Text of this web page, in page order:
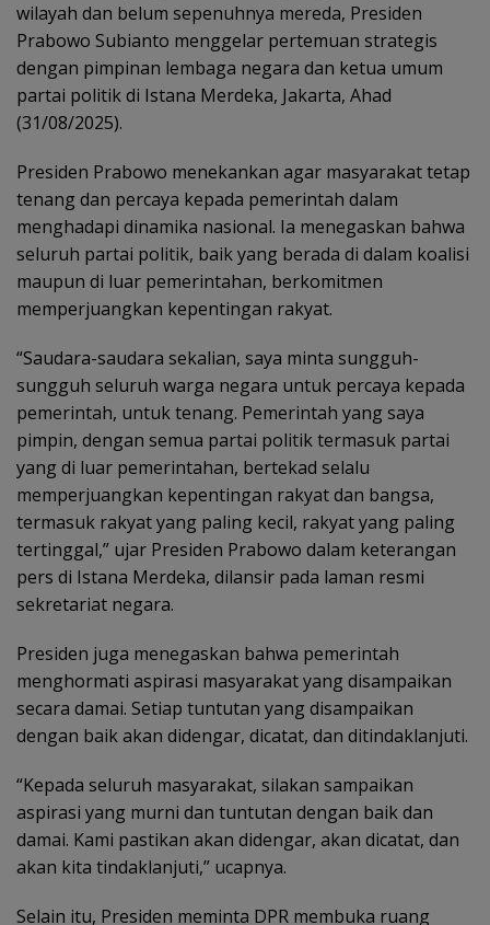
wilayah dan belum sepenuhnya mereda, Presiden
Prabowo Subianto menggelar pertemuan strategis
dengan pimpinan lembaga negara dan ketua umum
partai politik di Istana Merdeka, Jakarta, Ahad
(31/08/2025).
Presiden Prabowo menekankan agar masyarakat tetap
tenang dan percaya kepada pemerintah dalam
menghadapi dinamika nasional. Ia menegaskan bahwa
seluruh partai politik, baik yang berada di dalam koalisi
maupun di luar pemerintahan, berkomitmen
memperjuangkan kepentingan rakyat.
“Saudara-saudara sekalian, saya minta sungguh-
sungguh seluruh warga negara untuk percaya kepada
pemerintah, untuk tenang. Pemerintah yang saya
pimpin, dengan semua partai politik termasuk partai
yang di luar pemerintahan, bertekad selalu
memperjuangkan kepentingan rakyat dan bangsa,
termasuk rakyat yang paling kecil, rakyat yang paling
tertinggal,” ujar Presiden Prabowo dalam keterangan
pers di Istana Merdeka, dilansir pada laman resmi
sekretariat negara.
Presiden juga menegaskan bahwa pemerintah
menghormati aspirasi masyarakat yang disampaikan
secara damai. Setiap tuntutan yang disampaikan
dengan baik akan didengar, dicatat, dan ditindaklanjuti.
“Kepada seluruh masyarakat, silakan sampaikan
aspirasi yang murni dan tuntutan dengan baik dan
damai. Kami pastikan akan didengar, akan dicatat, dan
akan kita tindaklanjuti,” ucapnya.
Selain itu, Presiden meminta DPR membuka ruang